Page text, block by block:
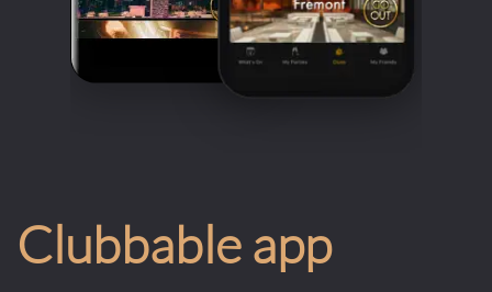
Clubbable app